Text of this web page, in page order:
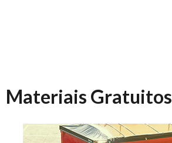
Materiais Gratuitos